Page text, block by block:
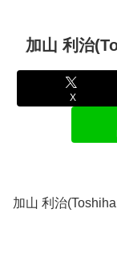
加山 利治
X
加山 利治